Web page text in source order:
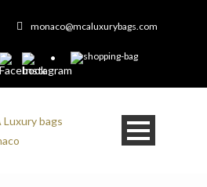
monaco@mcaluxurybags.com